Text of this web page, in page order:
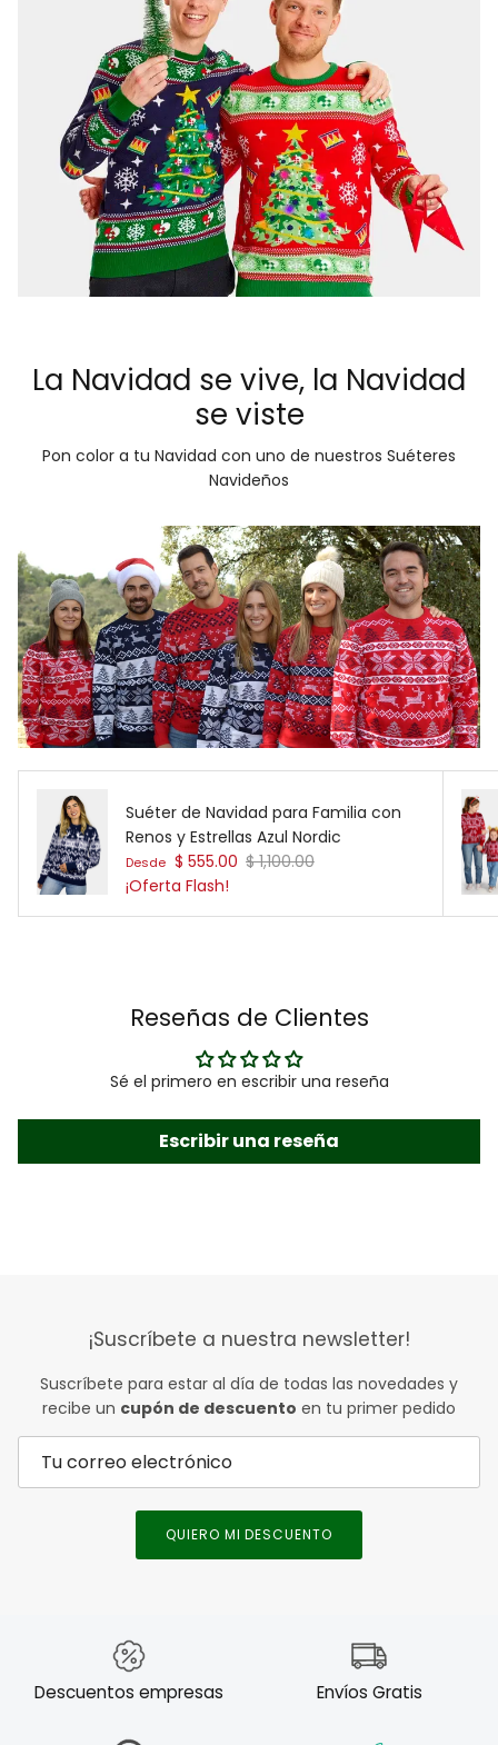
La Navidad se vive, la Navidad
se viste
Pon color a tu Navidad con uno de nuestros Suéteres
Navideños
Suéter de Navidad para Familia con
Renos y Estrellas Azul Nordic
Precio de venta
Desde $ 555.00 Precio normal
$ 1,100.00
¡Oferta Flash!
Reseñas de Clientes
Sé el primero en escribir una reseña
Escribir una reseña
¡Suscríbete a nuestra newsletter!
Suscríbete para estar al día de todas las novedades y
recibe un cupón de descuento en tu primer pedido
QUIERO MI DESCUENTO
Descuentos empresas Envíos Gratis